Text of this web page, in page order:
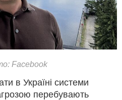
Facebook
в Україні системи
перебувають